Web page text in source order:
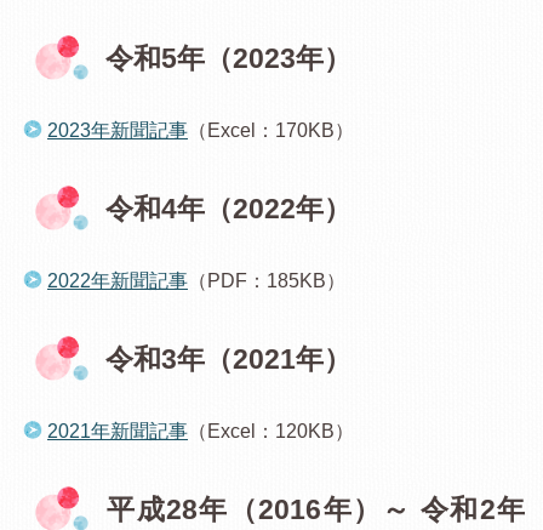
令和5年（2023年）
2023年新聞記事 （Excel：170KB）
令和4年（2022年）
2022年新聞記事 （PDF：185KB）
令和3年（2021年）
2021年新聞記事 （Excel：120KB）
平成28年（2016年）～ 令和2年